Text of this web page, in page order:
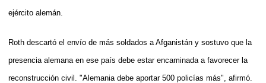
ejército alemán.
Roth descartó el envío de más soldados a Afganistán y sostuvo que la
presencia alemana en ese país debe estar encaminada a favorecer la
reconstrucción civil. "Alemania debe aportar 500 policías más", afirmó.